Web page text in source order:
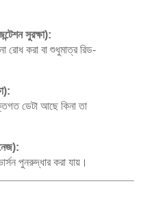
সুরক্ষা):
রোধ করা বা শুধুমাত্র রিড-
ডেটা আছে কিনা তা
পুনরুদ্ধার করা যায়।